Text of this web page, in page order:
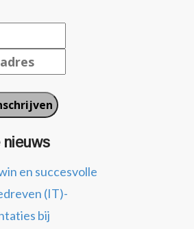
en succesvolle
(IT)-
bij